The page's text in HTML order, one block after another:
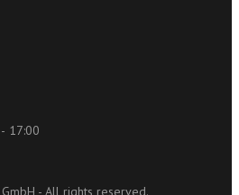
9:00 - 17:00
- All rights reserved.